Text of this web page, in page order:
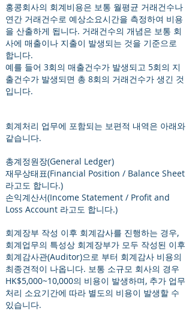
홍콩회사의 회계비용은 보통 월평균 거래건수나
연간 거래건수로 예상소요시간을 측정하여 비용
을 산출하게 됩니다. 거래건수의 개념은 보통 회
사에 매출이나 지출이 발생되는 것을 기준으로
합니다.
예를 들어 3회의 매출건수가 발생되고 5회의 지
출건수가 발생되면 총 8회의 거래건수가 생긴 것
입니다.
회계처리 업무에 포함되는 보편적 내역은 아래와
같습니다.
총계정원장(General Ledger)
재무상태표(Financial Position / Balance Sheet
라고도 합니다.)
손익계산서(Income Statement / Profit and
Loss Account 라고도 합니다.)
회계장부 작성 이후 회계감사를 진행하는 경우,
회계업무의 특성상 회계장부가 모두 작성된 이후
회계감사관(Auditor)으로 부터 회계감사 비용의
최종견적이 나옵니다. 보통 소규모 회사의 경우
HK$5,000~10,000의 비용이 발생하며, 추가 업무
처리 소요기간에 따라 별도의 비용이 발생할 수
있습니다.